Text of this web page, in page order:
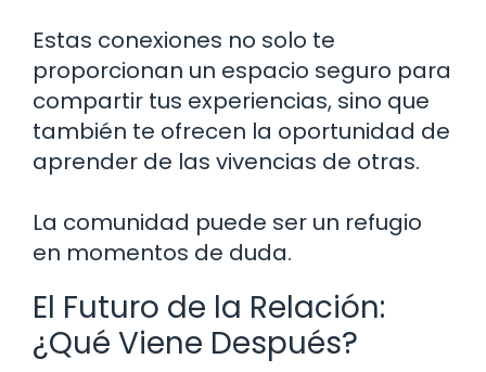
Estas conexiones no solo te
proporcionan un espacio seguro para
compartir tus experiencias, sino que
también te ofrecen la oportunidad de
aprender de las vivencias de otras.
La comunidad puede ser un refugio
en momentos de duda.
El Futuro de la Relación:
¿Qué Viene Después?